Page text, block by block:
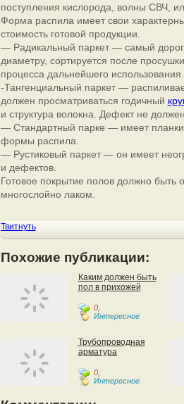
поступления кислорода, волны СВЧ,
Форма распила имеет свои
стоимость готовой продукции.
— Радикальный паркет — самый
диаметру, сортируется после
процесса дальнейшего использования.
-Тангенциальный паркет —
должен просматриваться годичный
и структура волокна. Дефект не
— Стандартный парке — имеет планки
формы распила.
— Рустиковый паркет — он имеет
и дефектов.
Готовое покрытие полов должно быть
многослойно лаком.
Твитнуть
Похожие публикации:
Каким должен быть
пол в прихожей
0,
Интересное
Трубопроводная
арматура
0,
Интересное